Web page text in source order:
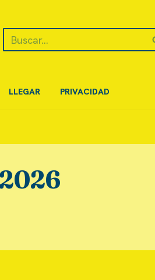
LLEGAR
PRIVACIDAD